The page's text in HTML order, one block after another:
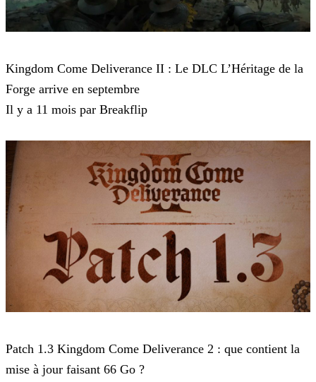
Kingdom Come Deliverance II : Le DLC L’Héritage de la
Forge arrive en septembre
Il y a 11 mois par Breakflip
Patch 1.3 Kingdom Come Deliverance 2 : que contient la
mise à jour faisant 66 Go ?